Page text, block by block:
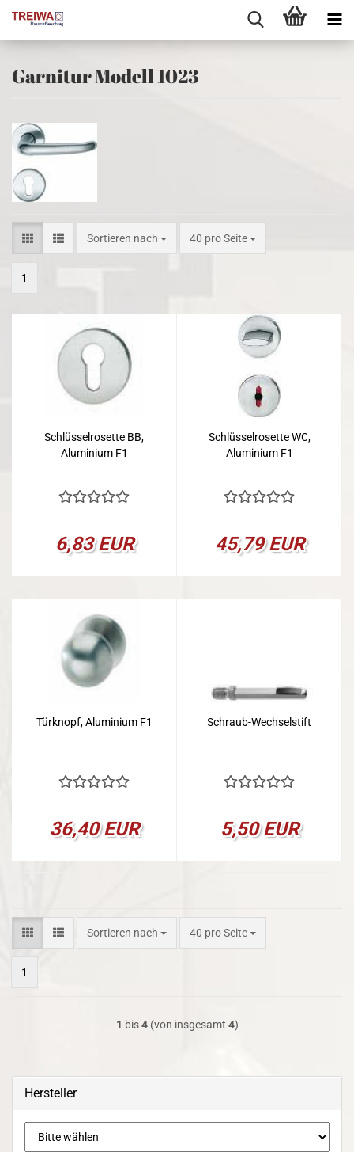
Garnitur Modell 1023
Sortieren nach
Sortieren nach 40 pro Seite
pro Seite
1
Schlüsselrosette BB,
Aluminium F1
6,83 EUR
Schlüsselrosette WC,
Aluminium F1
45,79 EUR
Türknopf, Aluminium F1
36,40 EUR
Schraub-Wechselstift
5,50 EUR
Sortieren nach
Sortieren nach 40 pro Seite
pro Seite
1
1 bis4(von insgesamt 4)
Hersteller